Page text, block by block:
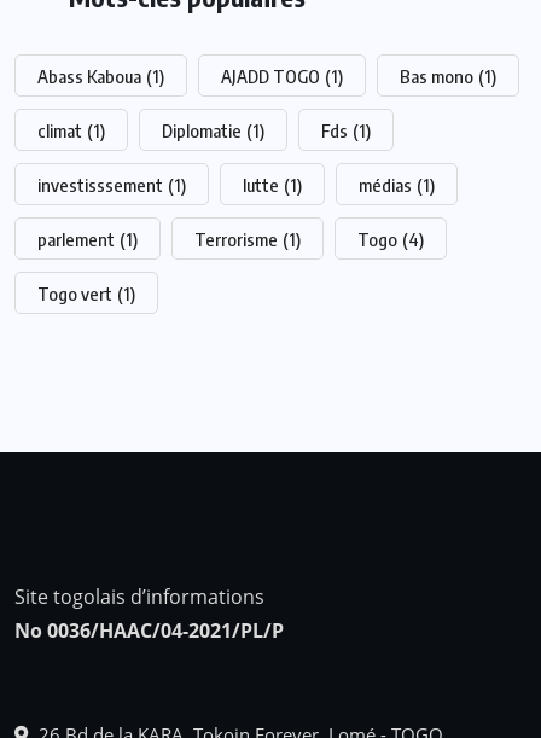
Abass Kaboua (1) AJADD TOGO (1) Bas mono (1)
climat (1) Diplomatie (1) Fds (1)
investisssement (1) lutte (1) médias (1)
parlement (1) Terrorisme (1) Togo (4)
Togo vert (1)
Site togolais d’informations
No 0036/HAAC/04-2021/PL/P